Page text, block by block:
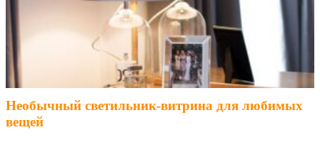
Необычный светильник-витрина для любимых
вещей